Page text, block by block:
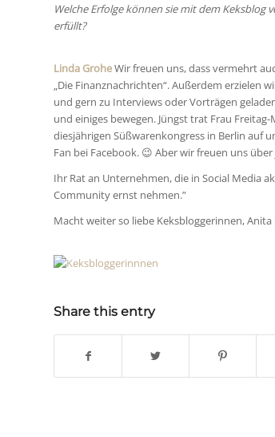
Welche Erfolge können sie mit dem Keksblog
erfüllt?
Linda GroheWir freuen uns, dass vermehrt
„Die Finanznachrichten“. Außerdem erzielen
und gern zu Interviews oder Vorträgen
und einiges bewegen. Jüngst trat Frau
diesjährigen Süßwarenkongress in Berlin auf
Fan bei Facebook. 😉 Aber wir freuen uns
Ihr Rat an Unternehmen, die in Social Media
Community ernst nehmen.”
Macht weiter so liebe Keksbloggerinnen,
Share this entry